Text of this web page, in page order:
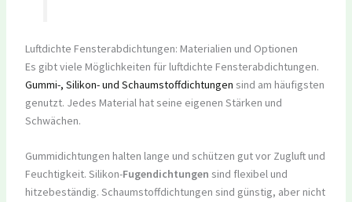
Luftdichte Fensterabdichtungen: Materialien und Optionen
Es gibt viele Möglichkeiten für luftdichte Fensterabdichtungen.
Gummi-, Silikon- und Schaumstoffdichtungen sind am häufigsten
genutzt. Jedes Material hat seine eigenen Stärken und
Schwächen.
Gummidichtungen halten lange und schützen gut vor Zugluft und
Feuchtigkeit. Silikon-Fugendichtungen sind flexibel und
hitzebeständig. Schaumstoffdichtungen sind günstig, aber nicht